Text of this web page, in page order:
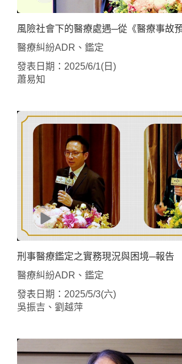
風險社會下的醫療處遇─從《醫療事故
醫療糾紛ADR、鑑定
發表日期：2025/6/1(日)
蕭易知
刑事醫療鑑定之實務現況與困境─報告
醫療糾紛ADR、鑑定
發表日期：2025/5/3(六)
吳振吉、劉越萍